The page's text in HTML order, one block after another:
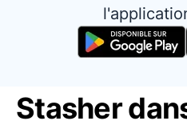
Stasher